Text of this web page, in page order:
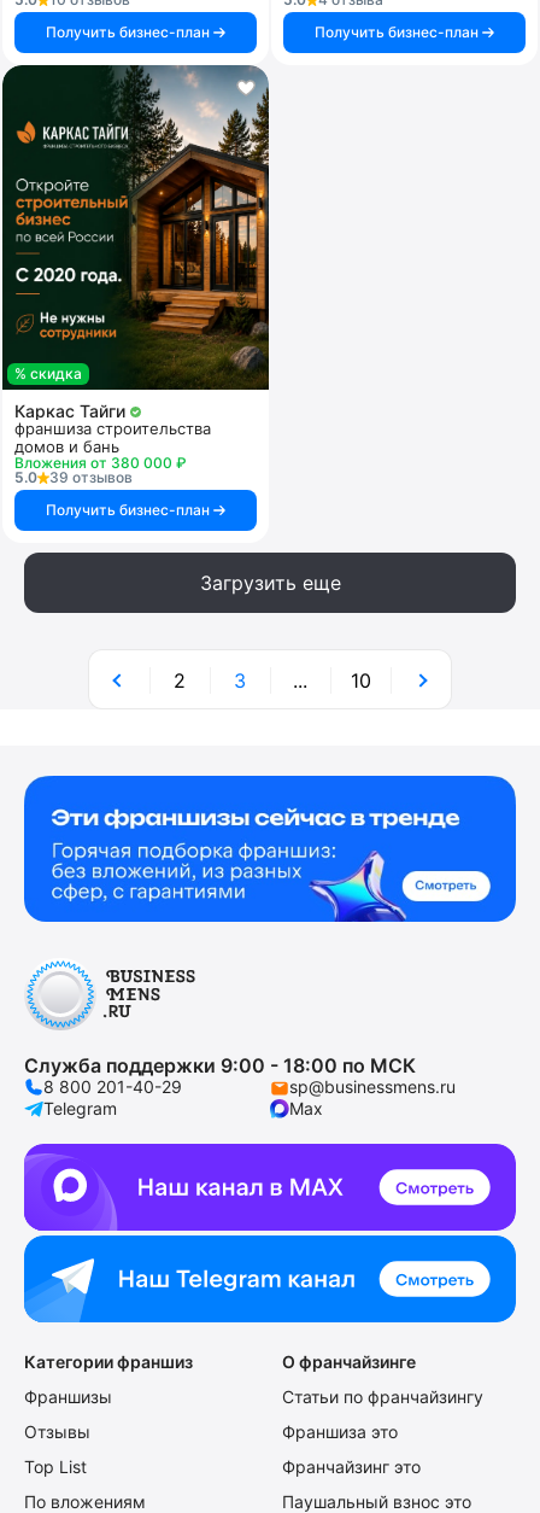
Получить бизнес-план
Получить бизнес-план
% скидка
Каркас Тайги
франшиза строительства
домов и бань
Вложения от 380 000 ₽
5.0
39 отзывов
Получить бизнес-план
Загрузить еще
2 3 ... 10
Служба поддержки 9:00 - 18:00 по МСК
8 800 201-40-29
sp@businessmens.ru
Telegram
Max
Категории франшиз
Франшизы
Отзывы
Top List
По вложениям
О франчайзинге
Статьи по франчайзингу
Франшиза это
Франчайзинг это
Паушальный взнос это